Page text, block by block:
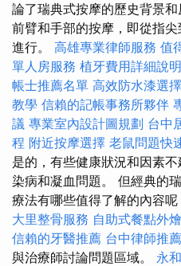
論了瑞典式按摩的歷史背景和
前臂和手部的按摩，即從指
進行。 高雄專業律師服務 值
單人房服務 植牙費用詳細說明
帳士推薦名單 高效防水漆選擇
教學 信賴的記帳事務所夥伴
議 專業室內設計圖規劃 台中
程 附近按摩選擇 老鼠問題快
是的，有些健康狀況和因素
染病和凝血問題。 但經典的
療法有哪些值得了解的內容呢
大里整骨服務 自助式餐點外
信賴的牙醫推薦 台中律師推
與治療師討論問題區域。 永